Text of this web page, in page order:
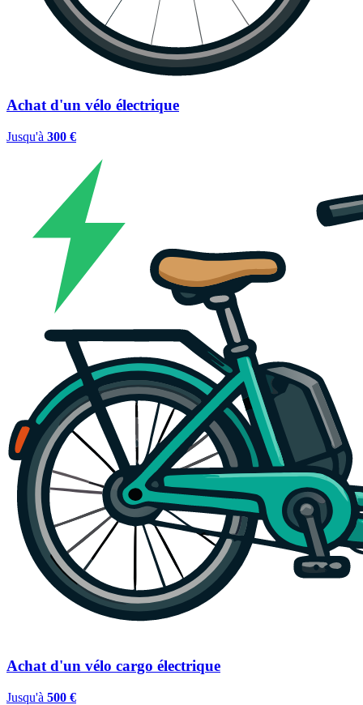
Achat d'un vélo électrique
Jusqu'à 300 €
Achat d'un vélo cargo électrique
Jusqu'à 500 €